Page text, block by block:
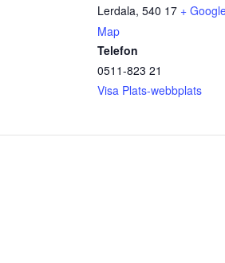
Lerdala, 540 17 +
Map
Telefon
0511-823 21
Visa Plats-webbplats